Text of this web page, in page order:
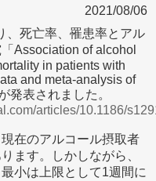
2021/08/06
、死亡率、罹患率とアル
Association of alcohol
in patients with
and meta-analysis of
発表されました。
articles/10.1186/
在のアルコール摂取者
ます。しかしながら、
小は上限として1週間に